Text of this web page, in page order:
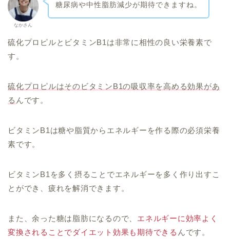
なかさん
糖尿病や中性脂肪減少が期待できますね。
硫化プロピルとビタミンB1は非常に相性の良い栄養素で
す。
硫化プロピルはそのビタミンB1の吸収率を高める効果があ
る んです。
ビタミンB1は糖や脂質からエネルギーを作る際の必須栄養
素です。
ビタミンB1を多く摂ることでエネルギーを多く作り出すこ
とができ、疲れを解消できます。
また、余った糖は脂肪になるので、 エネルギーに効率よく
変換されることでダイエット効果も期待できる んです。